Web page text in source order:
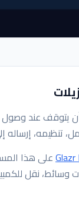
أن يتوقف عند
تنظيمه، إرساله
على هذا
نقل